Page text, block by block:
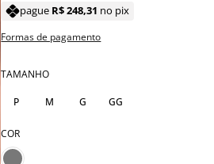
pague R$248,31 no pix
Formas de pagamento
TAMANHO
P M G GG
COR